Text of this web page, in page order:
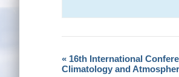
Εκδήλωση
« 16th International
Climatology and